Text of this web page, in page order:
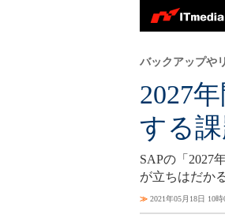
2027
する
バックアップや
SAPの「2027
が立ちはだか
≫ 2021年05月18日 10